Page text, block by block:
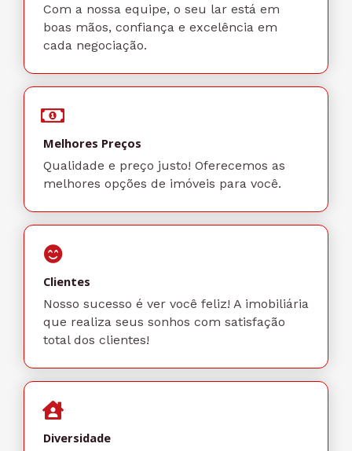
Com a nossa equipe, o seu lar está em
boas mãos, confiança e excelência em
cada negociação.
Melhores Preços
Qualidade e preço justo! Oferecemos as
melhores opções de imóveis para você.
Clientes
Nosso sucesso é ver você feliz! A imobiliária
que realiza seus sonhos com satisfação
total dos clientes!
Diversidade